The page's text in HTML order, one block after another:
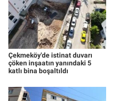
Çekmeköy'de istinat duvarı
çöken inşaatın yanındaki 5
katlı bina boşaltıldı